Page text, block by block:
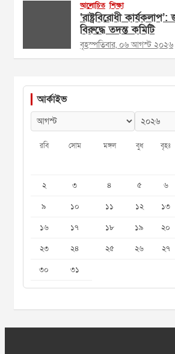
আলোচিত শিক্ষা
‘রাষ্ট্রবিরোধী
বিরুদ্ধে তদন্ত কমিটি
বৃহস্পতিবার, ০৬ আগস্ট ২০২৬
আর্কাইভ
রবি সোম মঙ্গল বুধ বৃহঃ
২
৩ ৪ ৫ ৬
৯
১০ ১১ ১২ ১৩
১৬
১৭ ১৮ ১৯ ২০
২৩
২৪ ২৫ ২৬ ২৭
৩০
৩১